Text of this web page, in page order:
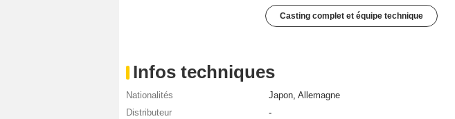
Casting complet et équipe technique
Infos techniques
Nationalités Japon, Allemagne
Distributeur
-